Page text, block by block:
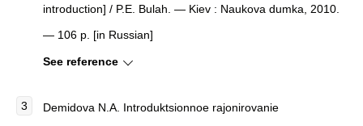
introduction] / P.E. Bulah. — Kiev : Naukova dumka, 2010.
— 106 p. [in Russian]
See reference
Demidova N.A. Introduktsionnoe rajonirovanie